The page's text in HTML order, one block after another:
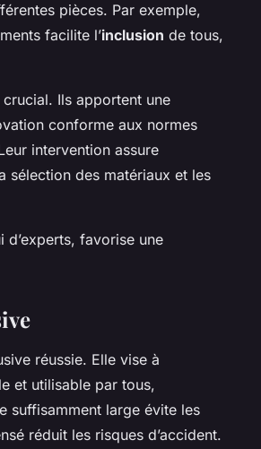
pièces. Par exemple,
facilite l’inclusion de tous,
Ils apportent une
conforme aux normes
intervention assure
sélection des matériaux et les
d’experts, favorise une
réussie. Elle vise à
et utilisable par tous,
suffisamment large évite les
réduit les risques d’accident.